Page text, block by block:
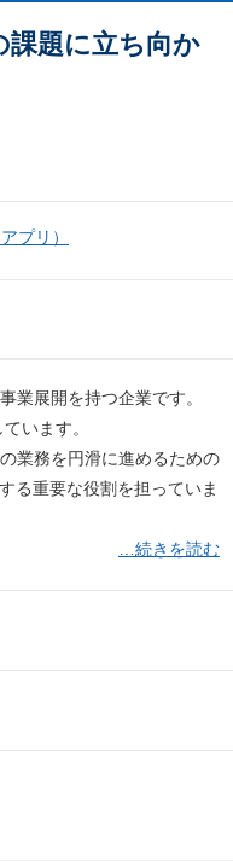
課題に立ち向か
プリ）
業展開を持つ企業です。
います。
業務を円滑に進めるための
る重要な役割を担っていま
…続きを読む